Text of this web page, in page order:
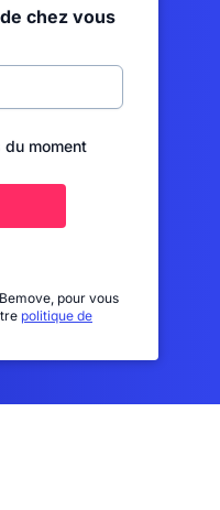
chez vous
moment
pour vous
politique de